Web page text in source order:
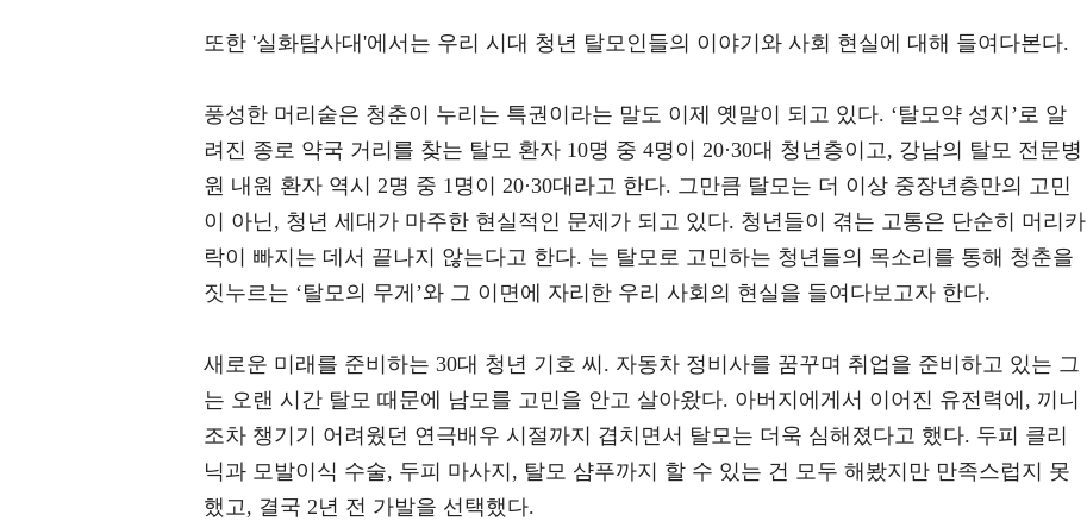
또한 '실화탐사대'에서는 우리 시대 청년 탈모인들의 이야기와 사회 현실에 대해 들여다본다.
풍성한 머리숱은 청춘이 누리는 특권이라는 말도 이제 옛말이 되고 있다. ‘탈모약 성지’로 알
려진 종로 약국 거리를 찾는 탈모 환자 10명 중 4명이 20·30대 청년층이고, 강남의 탈모 전문병
원 내원 환자 역시 2명 중 1명이 20·30대라고 한다. 그만큼 탈모는 더 이상 중장년층만의 고민
이 아닌, 청년 세대가 마주한 현실적인 문제가 되고 있다. 청년들이 겪는 고통은 단순히 머리카
락이 빠지는 데서 끝나지 않는다고 한다. 는 탈모로 고민하는 청년들의 목소리를 통해 청춘을
짓누르는 ‘탈모의 무게’와 그 이면에 자리한 우리 사회의 현실을 들여다보고자 한다.
새로운 미래를 준비하는 30대 청년 기호 씨. 자동차 정비사를 꿈꾸며 취업을 준비하고 있는 그
는 오랜 시간 탈모 때문에 남모를 고민을 안고 살아왔다. 아버지에게서 이어진 유전력에, 끼니
조차 챙기기 어려웠던 연극배우 시절까지 겹치면서 탈모는 더욱 심해졌다고 했다. 두피 클리
닉과 모발이식 수술, 두피 마사지, 탈모 샴푸까지 할 수 있는 건 모두 해봤지만 만족스럽지 못
했고, 결국 2년 전 가발을 선택했다.